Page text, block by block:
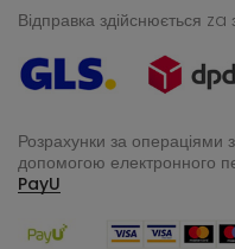
Відправка здійснюється za
Розрахунки за
допомогою електронного
PayU